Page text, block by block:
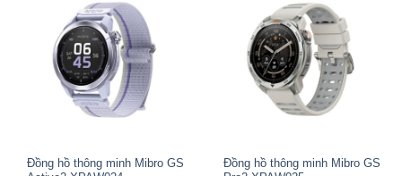
Đồng hồ thông minh Mibro GS
Đồng hồ thông minh Mibro GS